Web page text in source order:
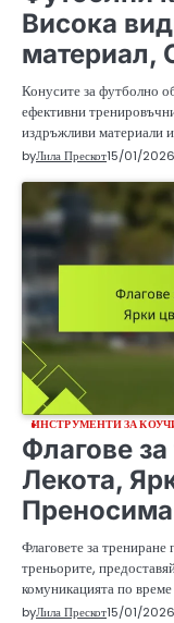
Висока
материал,
Конусите за футболно
ефективни
издръжливи материали
byЛила Прескот15/01/2026
ИНСТРУМЕНТИ ЗА
Флагове
Лекота,
Флаговете за
треньорите,
комуникацията по
byЛила Прескот15/01/2026